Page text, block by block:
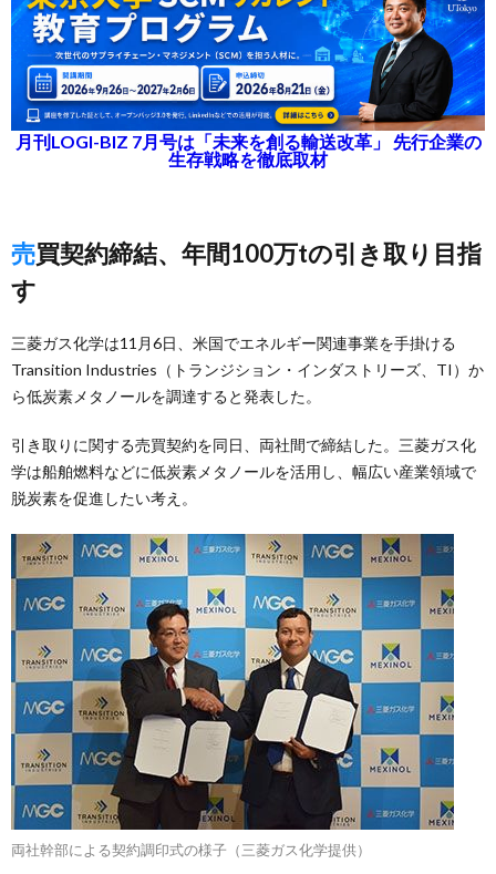
月刊LOGI-BIZ 7月号は「未来を創る輸送改革」 先行企業の
生存戦略を徹底取材
売買契約締結、年間100万tの引き取り目指
す
三菱ガス化学は11月6日、米国でエネルギー関連事業を手掛ける
Transition Industries（トランジション・インダストリーズ、TI）か
ら低炭素メタノールを調達すると発表した。
引き取りに関する売買契約を同日、両社間で締結した。三菱ガス化
学は船舶燃料などに低炭素メタノールを活用し、幅広い産業領域で
脱炭素を促進したい考え。
両社幹部による契約調印式の様子（三菱ガス化学提供）